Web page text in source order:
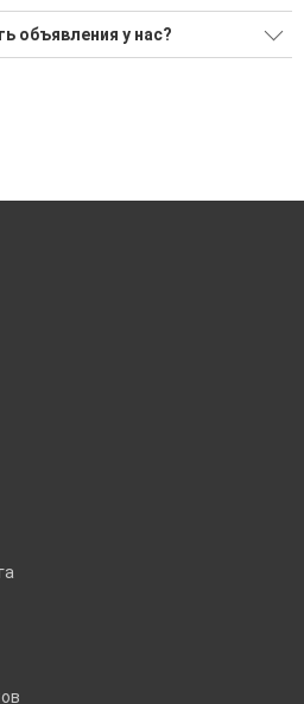
склад у метро Динамо?
по новостройкам, для
объявления у нас?